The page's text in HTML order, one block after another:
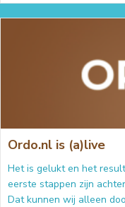
Ordo.nl is (a)live
Het is gelukt en het
eerste stappen zijn
Dat kunnen wij alleen